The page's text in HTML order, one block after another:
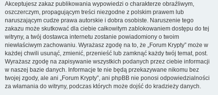
Akceptujesz zakaz publikowania wypowiedzi o charakterze obraźliwym,
oszczerczym, propagującym treści niezgodne z polskim prawem lub
naruszającym cudze prawa autorskie i dobra osobiste. Naruszenie tego
zakazu może skutkować dla ciebie całkowitym zablokowaniem dostępu do tej
witryny, a twój dostawca internetu zostanie powiadomiony o twoim
niewłaściwym zachowaniu. Wyrażasz zgodę na to, że „Forum Krypty” może w
każdej chwili usunąć, zmienić, przenieść lub zamknąć każdy twój temat, post.
Wyrażasz zgodę na zapisywanie wszystkich podanych przez ciebie informacji
w naszej bazie danych. Informacje te nie będą przekazywane nikomu bez
twojej zgody, ale ani „Forum Krypty”, ani phpBB nie ponosi odpowiedzialności
za włamania do witryny, podczas których może dojść do kradzieży danych.